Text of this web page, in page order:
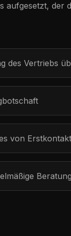
der
des Vertriebs
von
Beratung